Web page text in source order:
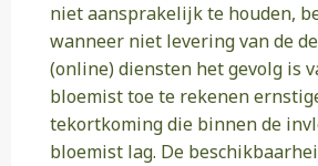
niet aansprakelijk te houden,
wanneer niet levering van de
(online) diensten het gevolg is
bloemist toe te rekenen
tekortkoming die binnen de
bloemist lag. De